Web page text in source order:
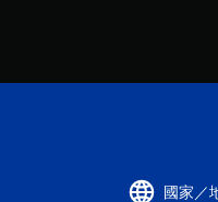
國家／